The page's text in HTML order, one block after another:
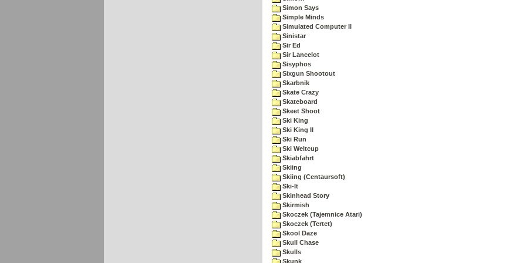
Simon Says
Simple Minds
Simulated Computer II
Sinistar
Sir Ed
Sir Lancelot
Sisyphos
Sixgun Shootout
Skarbnik
Skate Crazy
Skateboard
Skeet Shoot
Ski King
Ski King II
Ski Run
Ski Weltcup
Skiabfahrt
Skiing
Skiing (Centaursoft)
Ski-It
Skinhead Story
Skirmish
Skoczek (Tajemnice Atari)
Skoczek (Tertet)
Skool Daze
Skull Chase
Skulls
Skunk